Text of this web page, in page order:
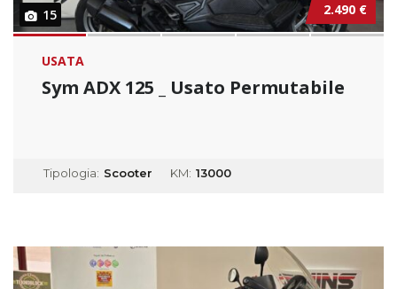
15 2.490 €
USATA
Sym ADX 125 _ Usato Permutabile
Tipologia: Scooter KM: 13000